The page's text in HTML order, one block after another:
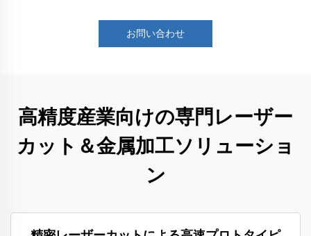
お問い合わせ
高精度産業向けの専門レーザー
カット＆金属加工ソリューショ
ン